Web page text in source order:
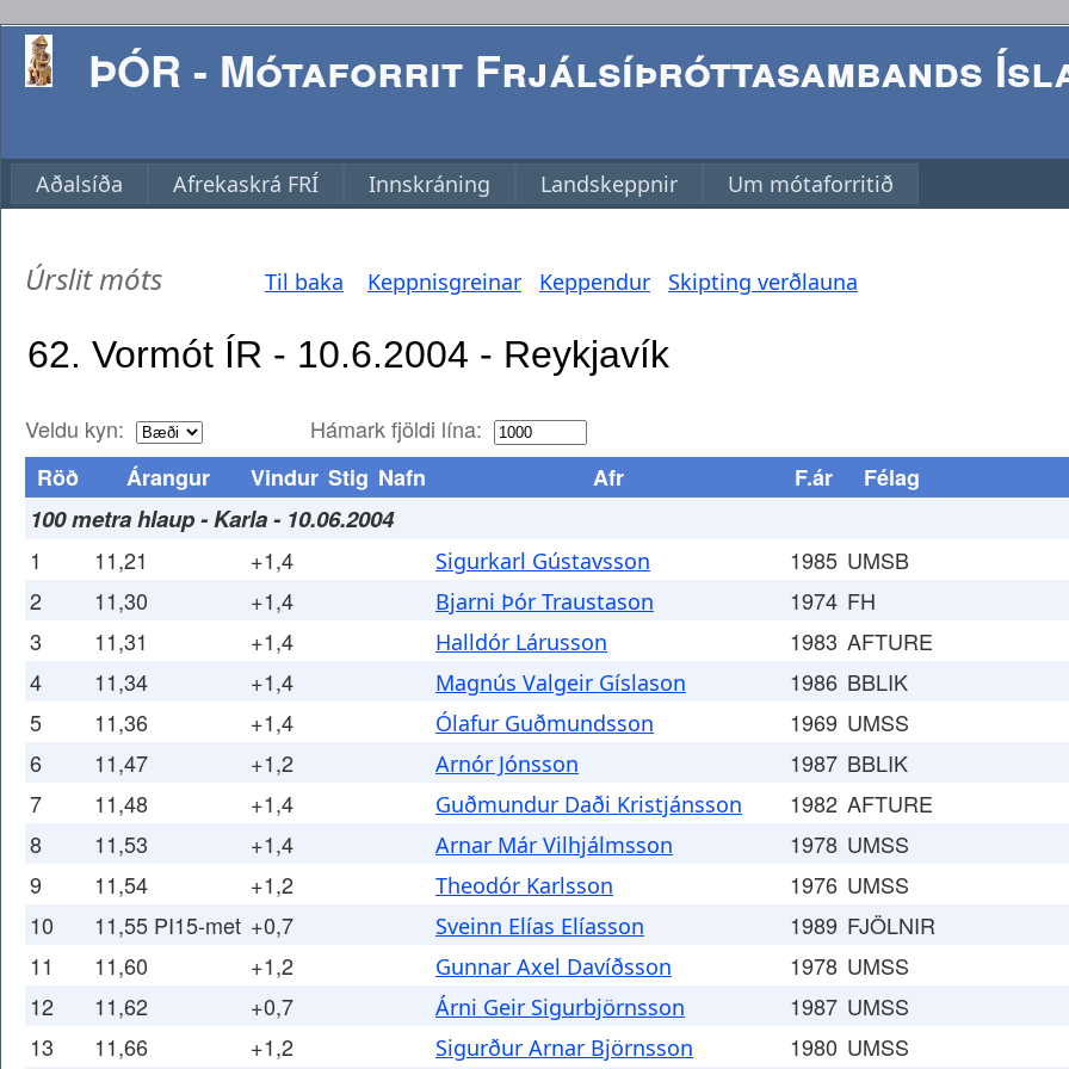
ÞÓR - Mótaforrit Frjálsíþróttasambands
Aðalsíða
Afrekaskrá FRÍ Innskráning Landskeppnir Um mótaforritið
Úrslit móts Til baka Keppnisgreinar Keppendur Skipting verðlauna
Veldu kyn:
Hámark fjöldi lína:
Röð
Árangur Vindur Stig Nafn Afr F.ár Félag
100 metra hlaup - Karla - 10.06.2004
1 11,21 +1,4 Sigurkarl Gústavsson 1985 UMSB
2
11,30 +1,4 Bjarni Þór Traustason 1974 FH
3
11,31 +1,4 Halldór Lárusson 1983 AFTURE
4
11,34 +1,4 Magnús Valgeir Gíslason 1986 BBLIK
5
11,36 +1,4 Ólafur Guðmundsson 1969 UMSS
6
11,47 +1,2 Arnór Jónsson 1987 BBLIK
7
11,48 +1,4 Guðmundur Daði Kristjánsson 1982 AFTURE
8
11,53 +1,4 Arnar Már Vilhjálmsson 1978 UMSS
9
11,54 +1,2 Theodór Karlsson 1976 UMSS
10
11,55 PI15-met +0,7 Sveinn Elías Elíasson 1989 FJÖLNIR
11
11,60 +1,2 Gunnar Axel Davíðsson 1978 UMSS
12
11,62 +0,7 Árni Geir Sigurbjörnsson 1987 UMSS
13
11,66 +1,2 Sigurður Arnar Björnsson 1980 UMSS